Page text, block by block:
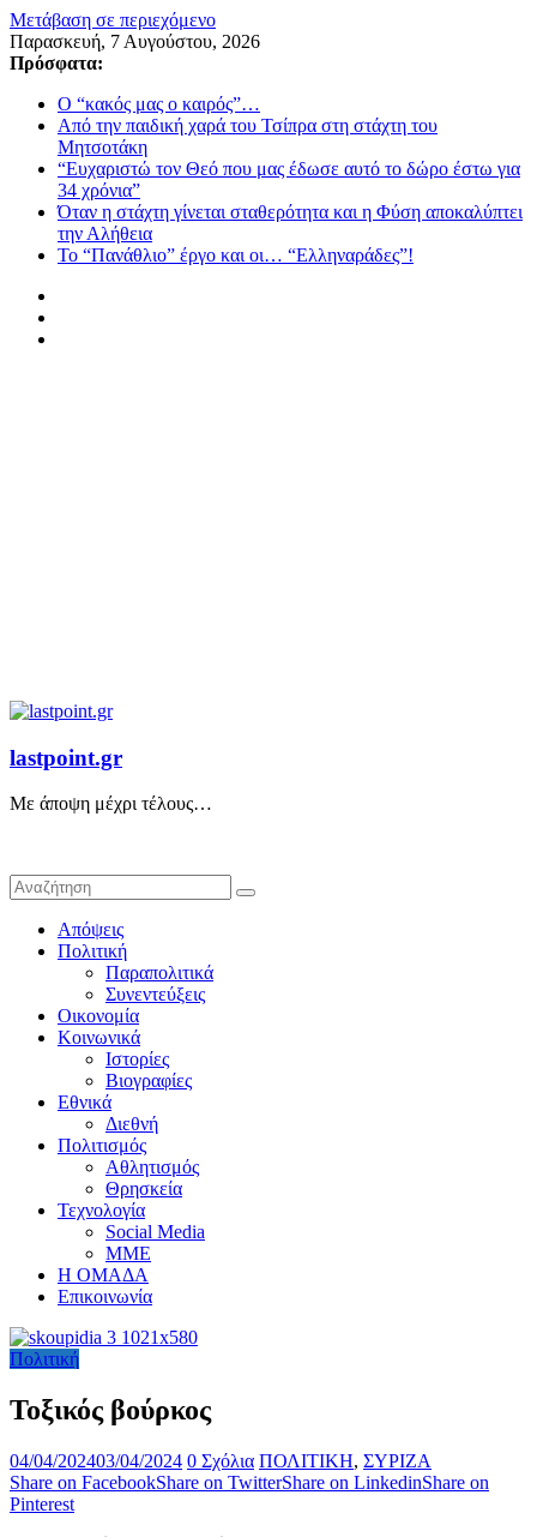
Μετάβαση σε περιεχόμενο
Παρασκευή, 7 Αυγούστου, 2026
Πρόσφατα:
Ο “κακός μας ο καιρός”…
Από την παιδική χαρά του Τσίπρα στη στάχτη του
Μητσοτάκη
“Ευχαριστώ τον Θεό που μας έδωσε αυτό το δώρο έστω για
34 χρόνια”
Όταν η στάχτη γίνεται σταθερότητα και η Φύση αποκαλύπτει
την Αλήθεια
Το “Πανάθλιο” έργο και οι… “Ελληναράδες”!
lastpoint.gr
Με άποψη μέχρι τέλους…
Απόψεις
Πολιτική
Παραπολιτικά
Συνεντεύξεις
Οικονομία
Κοινωνικά
Ιστορίες
Βιογραφίες
Εθνικά
Διεθνή
Πολιτισμός
Αθλητισμός
Θρησκεία
Τεχνολογία
Social Media
ΜΜΕ
Η ΟΜΑΔΑ
Επικοινωνία
Πολιτική
Τοξικός βούρκος
04/04/202403/04/2024 0 Σχόλια ΠΟΛΙΤΙΚΗ, ΣΥΡΙΖΑ
Share on FacebookShare on TwitterShare on LinkedinShare on
Pinterest